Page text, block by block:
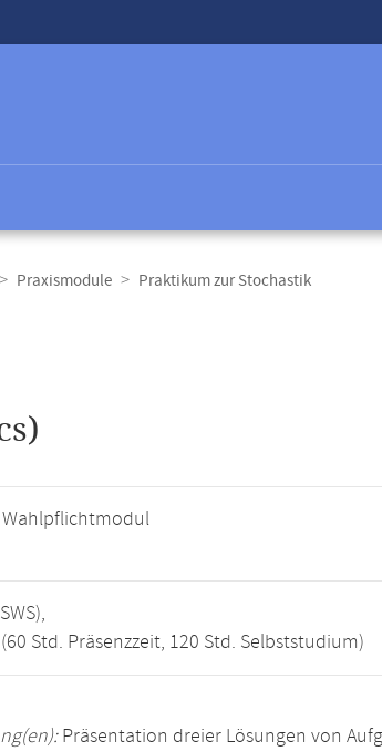
Praxismodule Praktikum zur Stochastik
Std. Präsenzzeit, 120 Std. Selbststudium)
Präsentation dreier Lösungen von